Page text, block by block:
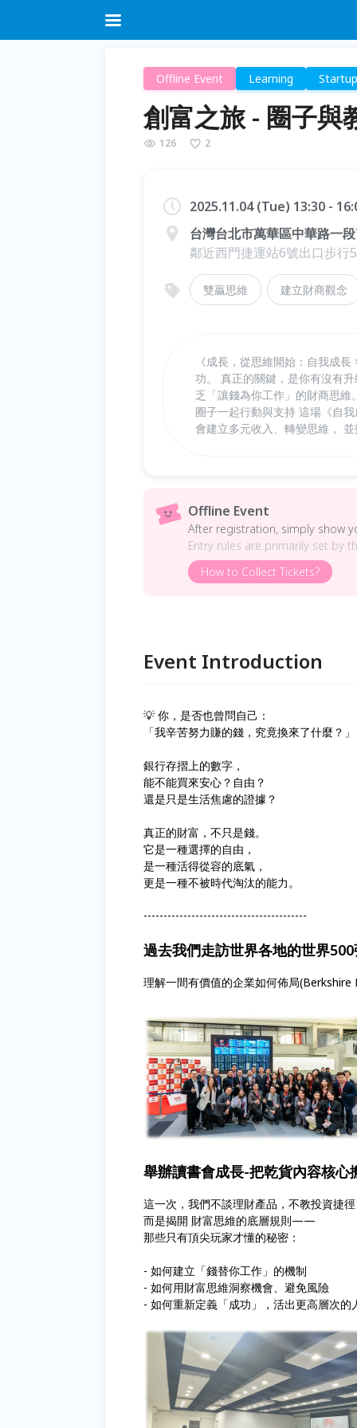
Offline Event Learning Startup
創富之旅 - 圈子與
126 2
2025.11.04 (Tue) 13:30 -
台灣台北市萬華區中華路一
鄰近西門捷運站6號出口步行
雙贏思維 建立財商觀念
《成長，從思維開始：自我成
功。 真正的關鍵，是你有沒有
乏「讓錢為你工作」的財商思
圈子一起行動與支持 這場《自
會建立多元收入、轉變思維，
Offline Event
After registration, simply show
Entry rules are primarily set by
How to Collect Tickets?
Event Introduction
💡 你，是否也曾問自己：
「我辛苦努力賺的錢，究竟換來了什麼？」
銀行存摺上的數字，
能不能買來安心？自由？
還是只是生活焦慮的證據？
真正的財富，不只是錢。
它是一種選擇的自由，
是一種活得從容的底氣，
更是一種不被時代淘汰的能力。
-----------------------------------------
過去我們走訪世界各地的世界
理解一間有價值的企業如何佈局
舉辦讀書會成長-把乾貨內容核心
這一次，我們不談理財產品，不教投資捷
而是揭開 財富思維的底層規則——
那些只有頂尖玩家才懂的秘密：
- 如何建立「錢替你工作」的機制
- 如何用財富思維洞察機會、避免風險
- 如何重新定義「成功」，活出更高層次的